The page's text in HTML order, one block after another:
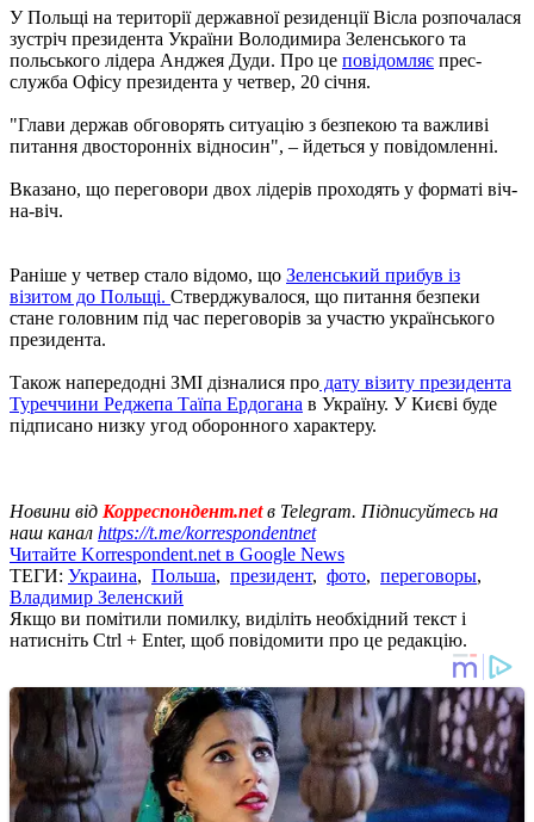
У Польщі на території державної резиденції Вісла розпочалася
зустріч президента України Володимира Зеленського та
польського лідера Анджея Дуди. Про це повідомляє прес-
служба Офісу президента у четвер, 20 січня.
"Глави держав обговорять ситуацію з безпекою та важливі
питання двосторонніх відносин", – йдеться у повідомленні.
Вказано, що переговори двох лідерів проходять у форматі віч-
на-віч.
Раніше у четвер стало відомо, що Зеленський прибув із
візитом до Польщі. Стверджувалося, що питання безпеки
стане головним під час переговорів за участю українського
президента.
Також напередодні ЗМІ дізналися про дату візиту президента
Туреччини Реджепа Таїпа Ердогана в Україну. У Києві буде
підписано низку угод оборонного характеру.
Новини від Корреспондент.netв Telegram. Підписуйтесь на
наш канал https://t.me/korrespondentnet
Читайте Korrespondent.net в Google News
ТЕГИ: Украина, Польша, президент, фото, переговоры,
Владимир Зеленский
Якщо ви помітили помилку, виділіть необхідний текст і
натисніть Ctrl + Enter, щоб повідомити про це редакцію.